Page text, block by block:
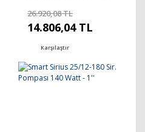
26.920,08 TL
14.806,04 TL
Karşılaştır